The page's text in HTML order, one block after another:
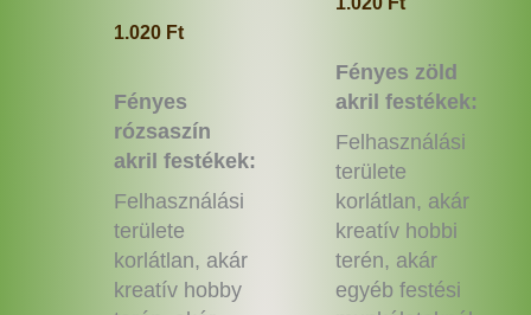
1.020 Ft
Fényes
rózsaszín
akril festékek:
Felhasználási
területe
korlátlan, akár
kreatív hobby
Fényes zöld
akril festékek:
Felhasználási
területe
korlátlan, akár
kreatív hobbi
terén, akár
egyéb festési